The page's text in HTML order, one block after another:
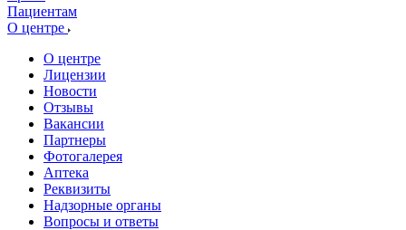
Пациентам
О центре
О центре
Лицензии
Новости
Отзывы
Вакансии
Партнеры
Фотогалерея
Аптека
Реквизиты
Надзорные органы
Вопросы и ответы